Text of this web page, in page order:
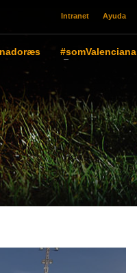
Intranet Ayuda
#somValenciana